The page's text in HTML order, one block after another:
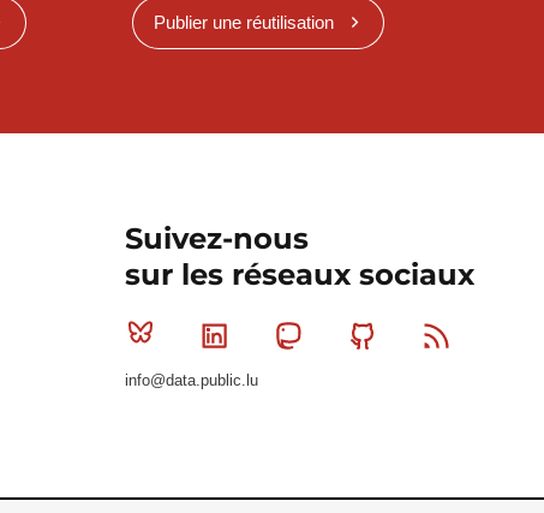
Publier une réutilisation
Suivez-nous
sur les réseaux sociaux
Bluesky Linkedin MastodonGithub
info@data.public.lu